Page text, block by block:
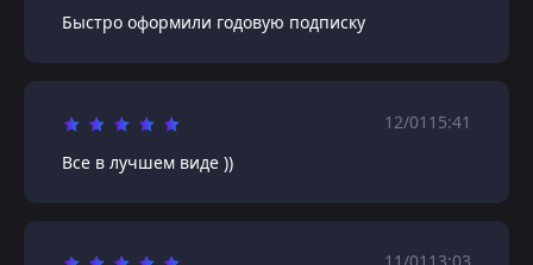
Быстро оформили годовую подписку
12/01 15:41
Все в лучшем виде ))